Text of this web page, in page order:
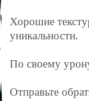
Хорошие
уникальности.
По своему
Отправьте